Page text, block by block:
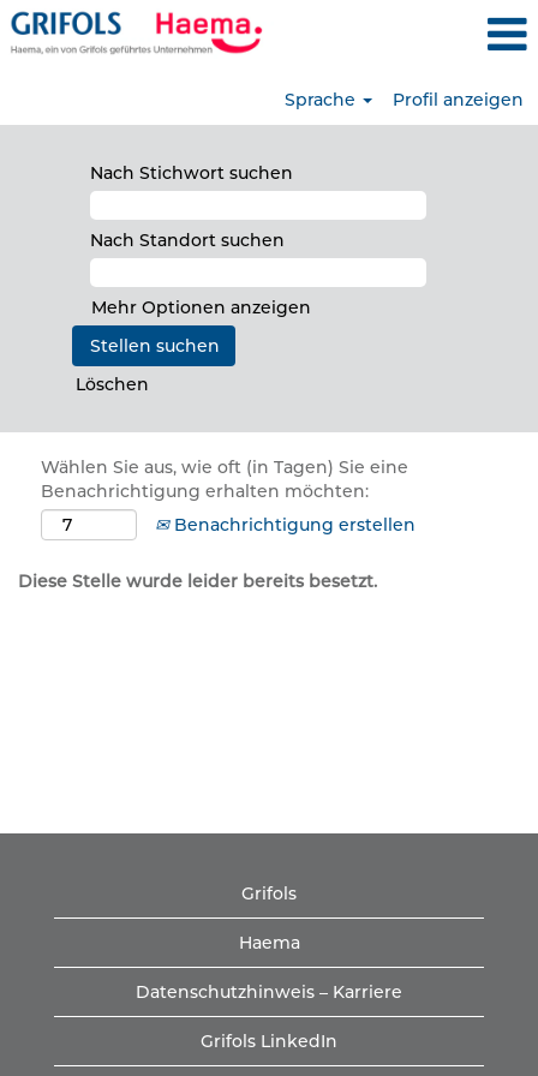
Sprache Profil anzeigen
Nach Stichwort suchen
Nach Standort suchen
Mehr Optionen anzeigen
Löschen
Wählen Sie aus, wie oft (in Tagen) Sie eine
Benachrichtigung erhalten möchten:
Benachrichtigung erstellen
Diese Stelle wurde leider bereits besetzt.
Grifols
Haema
Datenschutzhinweis – Karriere
Grifols LinkedIn